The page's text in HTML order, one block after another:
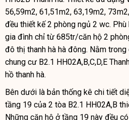
56,59m2, 61,51m2, 63,19m2,
đều thiết kế 2 phòng ngủ 2 wc.
gia đình chỉ từ 685tr/căn hộ 2
đô thị thanh hà hà đông. Nằm
chung cư B2.1 HH02A,B,C,D,E
hồ thanh hà.
Bên dưới là bản thống kê chi tiết
tầng 19 của 2 tòa B2.1 HH02A,B
Những căn hộ ở tầng 19 này đều